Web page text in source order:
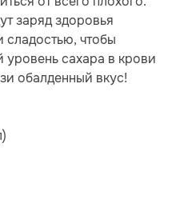
заряд здоровья
сладостью, чтобы
уровень сахара в крови
обалденный вкус!